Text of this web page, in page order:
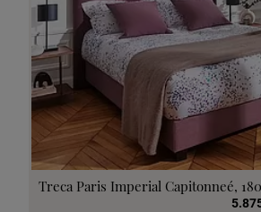
Treca Paris Imperial Capitonneé,